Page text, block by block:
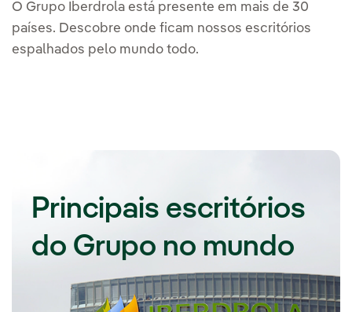
O Grupo Iberdrola está presente em mais de 30
países. Descobre onde ficam nossos escritórios
espalhados pelo mundo todo.
Principais escritórios
do Grupo no mundo